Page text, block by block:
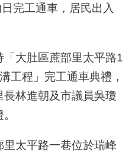
完工通車，居民出入
大肚區蔗部里太平路1
工程」完工通車典禮，
林進朝及市議員吳瓊
太平路一巷位於瑞峰